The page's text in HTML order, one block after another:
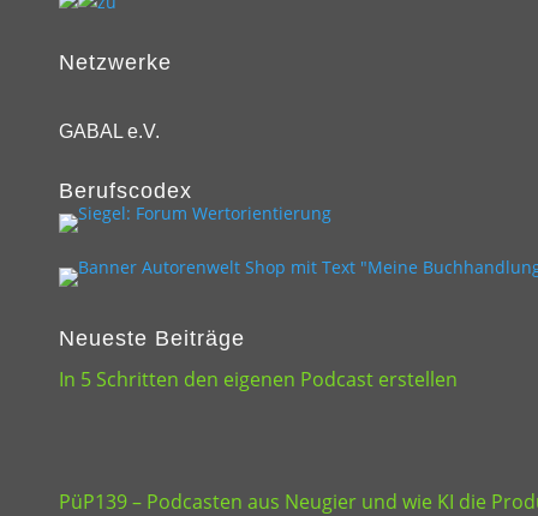
Netzwerke
GABAL e.V.
Berufscodex
Neueste Beiträge
In 5 Schritten den eigenen Podcast erstellen
PüP139 – Podcasten aus Neugier und wie KI die